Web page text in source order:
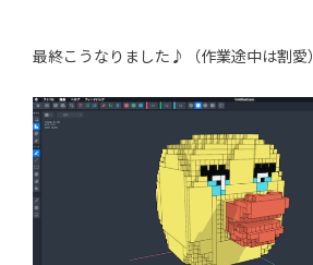
最終こうなりました♪（作業途中は割愛）